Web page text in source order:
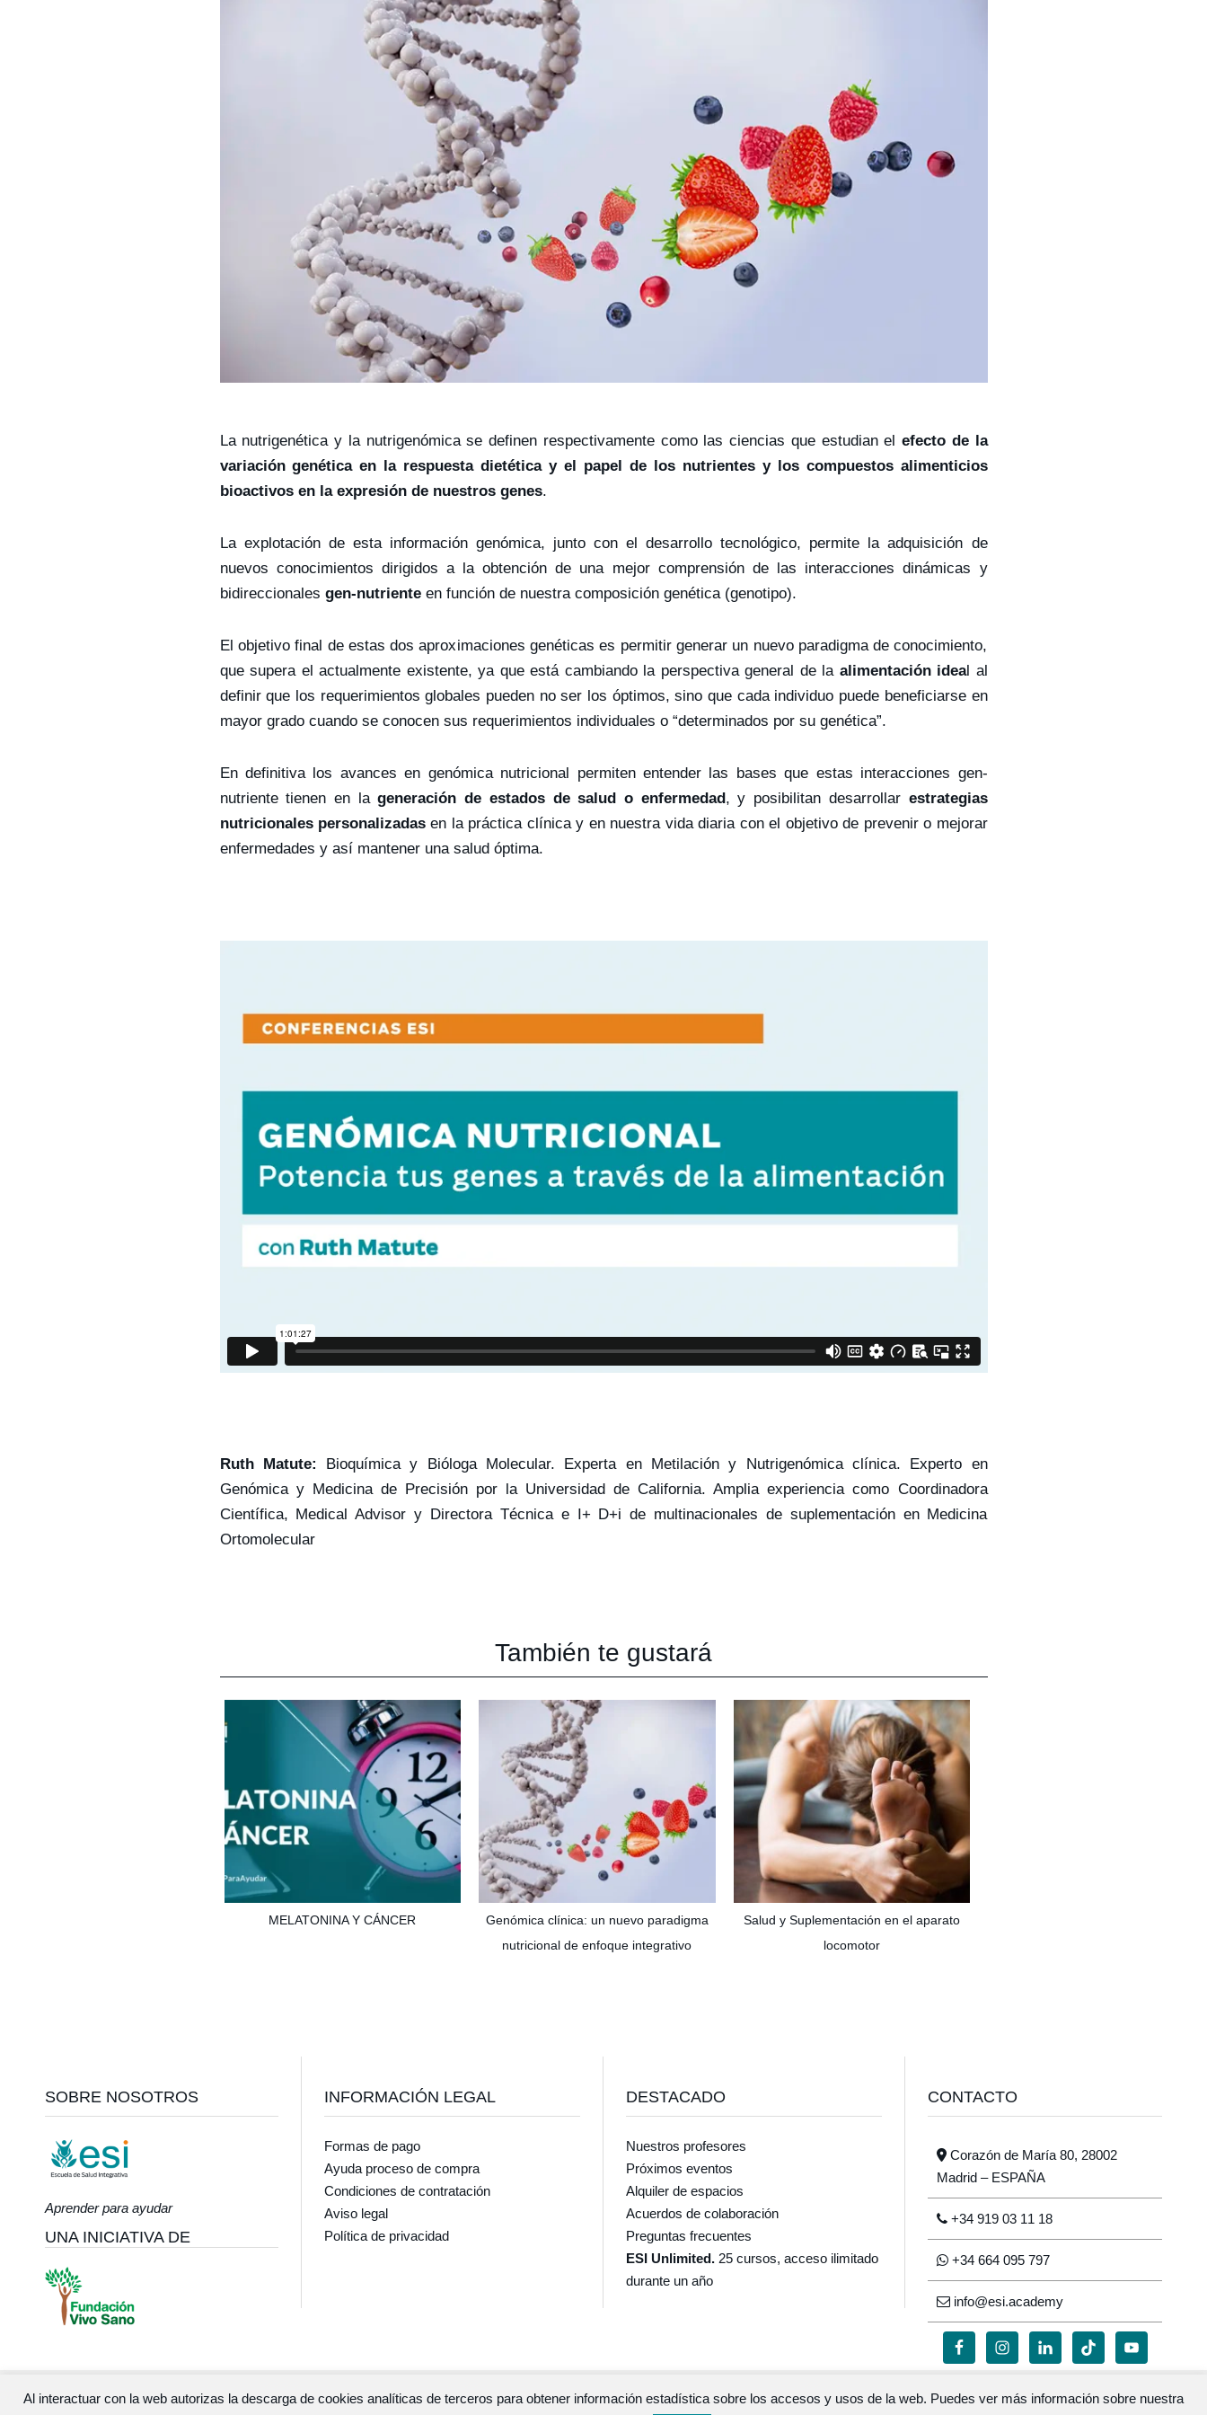
La nutrigenética y la nutrigenómica se definen respectivamente como las ciencias que estudian el efecto de la
variación genética en la respuesta dietética y el papel de los nutrientes y los compuestos alimenticios
bioactivos en la expresión de nuestros genes.
La explotación de esta información genómica, junto con el desarrollo tecnológico, permite la adquisición de
nuevos conocimientos dirigidos a la obtención de una mejor comprensión de las interacciones dinámicas y
bidireccionales gen-nutrienteen función de nuestra composición genética (genotipo).
El objetivo final de estas dos aproximaciones genéticas es permitir generar un nuevo paradigma de conocimiento,
que supera el actualmente existente, ya que está cambiando la perspectiva general de la alimentación ideal al
definir que los requerimientos globales pueden no ser los óptimos, sino que cada individuo puede beneficiarse en
mayor grado cuando se conocen sus requerimientos individuales o “determinados por su genética”.
En definitiva los avances en genómica nutricional permiten entender las bases que estas interacciones gen-
nutriente tienen en lageneración de estados de salud o enfermedad , y posibilitan desarrollar estrategias
nutricionales personalizadasen la práctica clínica y en nuestra vida diaria con el objetivo de prevenir o mejorar
enfermedades y así mantener una salud óptima.
Ruth Matute: Bioquímica y Bióloga Molecular. Experta en Metilación y Nutrigenómica clínica. Experto en
Genómica y Medicina de Precisión por la Universidad de California. Amplia experiencia como Coordinadora
Científica, Medical Advisor y Directora Técnica e I+ D+i de multinacionales de suplementación en Medicina
Ortomolecular
También te gustará
MELATONINA Y CÁNCER
Genómica clínica: un nuevo paradigma
nutricional de enfoque integrativo
Salud y Suplementación en el aparato
locomotor
SOBRE NOSOTROS
Aprender para ayudar
UNA INICIATIVA DE
INFORMACIÓN LEGAL
Formas de pago
Ayuda proceso de compra
Condiciones de contratación
Aviso legal
Política de privacidad
DESTACADO
Nuestros profesores
Próximos eventos
Alquiler de espacios
Acuerdos de colaboración
Preguntas frecuentes
ESI Unlimited. 25 cursos, acceso ilimitado
durante un año
CONTACTO
Corazón de María 80, 28002
Madrid – ESPAÑA
+34 919 03 11 18
+34 664 095 797
info@esi.academy
Escuela de salud integrativa © 2026 · Diseño y desarrollo
Al interactuar con la web autorizas la descarga de cookies analíticas de terceros para obtener información estadística sobre los accesos y usos de la web. Puedes ver más información sobre nuestra